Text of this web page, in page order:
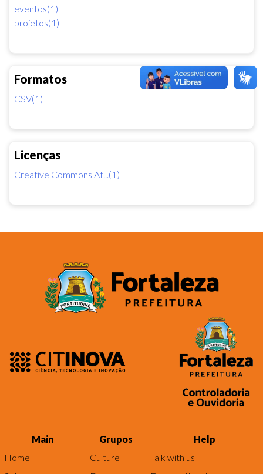
eventos(1)
projetos(1)
Formatos
CSV(1)
Licenças
Creative Commons At...(1)
Main
Home
Grupos
Culture
Help
Talk with us